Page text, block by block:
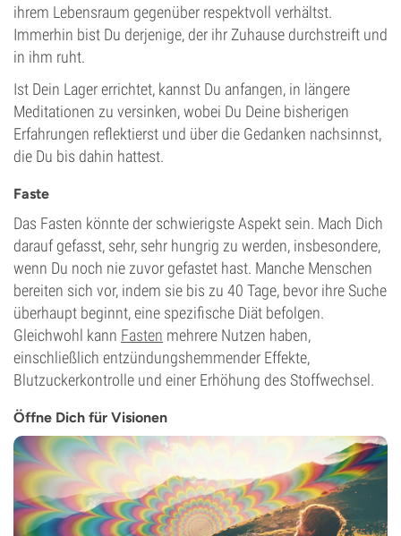
ihrem Lebensraum gegenüber respektvoll verhältst.
Immerhin bist Du derjenige, der ihr Zuhause durchstreift und
in ihm ruht.
Ist Dein Lager errichtet, kannst Du anfangen, in längere
Meditationen zu versinken, wobei Du Deine bisherigen
Erfahrungen reflektierst und über die Gedanken nachsinnst,
die Du bis dahin hattest.
Faste
Das Fasten könnte der schwierigste Aspekt sein. Mach Dich
darauf gefasst, sehr, sehr hungrig zu werden, insbesondere,
wenn Du noch nie zuvor gefastet hast. Manche Menschen
bereiten sich vor, indem sie bis zu 40 Tage, bevor ihre Suche
überhaupt beginnt, eine spezifische Diät befolgen.
Gleichwohl kann Fasten mehrere Nutzen haben,
einschließlich entzündungshemmender Effekte,
Blutzuckerkontrolle und einer Erhöhung des Stoffwechsel.
Öffne Dich für Visionen